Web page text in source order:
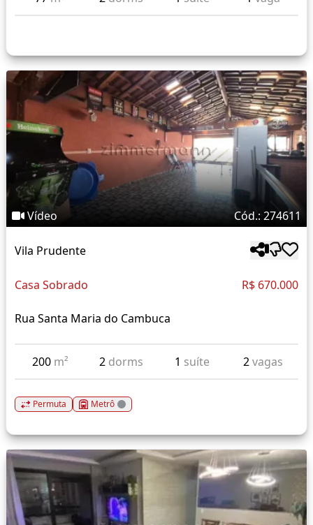
Vídeo Cód.: 274611
Vila Prudente
Casa Sobrado R$ 670.000
Rua Santa Maria do Cambuca
200 m² 2 dorms 1 suíte 2vagas
Permuta Metrô